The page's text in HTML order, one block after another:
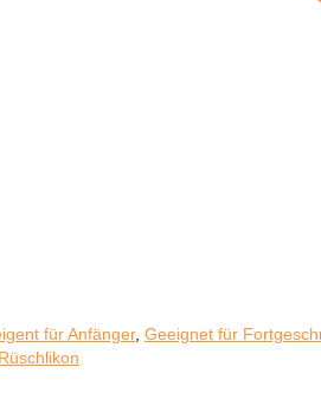
für Anfänger, Geeignet für